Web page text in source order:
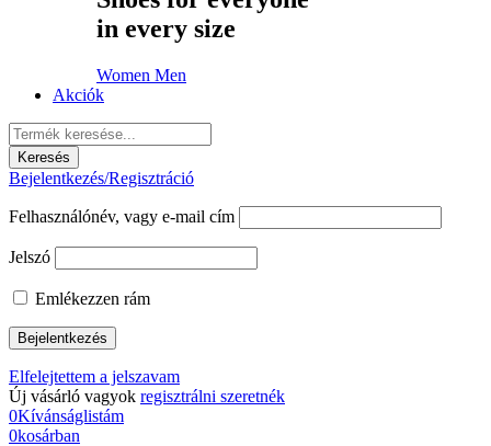
in every size
Women Men
Akciók
Bejelentkezés/Regisztráció
Felhasználónév, vagy e-mail cím
Jelszó
Emlékezzen rám
Elfelejtettem a jelszavam
Új vásárló vagyok regisztrálni szeretnék
0Kívánságlistám
0kosárban